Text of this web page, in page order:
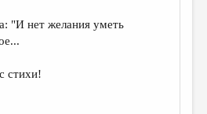
"И нет желания уметь
стихи!